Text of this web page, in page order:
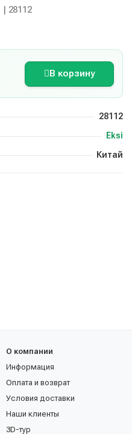
| 28112
В корзину
28112
Eksi
Китай
О компании
Информация
Оплата и возврат
Условия доставки
Наши клиенты
3D-тур